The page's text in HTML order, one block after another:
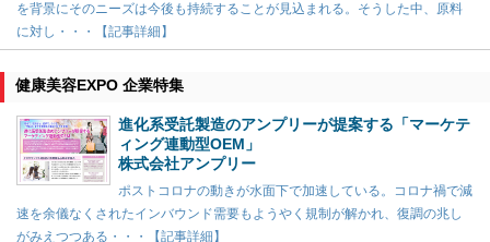
を背景にそのニーズは今後も持続することが見込まれる。そうした中、原料
に対し・・・【記事詳細】
健康美容EXPO 企業特集
進化系受託製造のアンプリーが提案する「マーケテ
ィング連動型OEM」
株式会社アンプリー
ポストコロナの動きが水面下で加速している。コロナ禍で減
速を余儀なくされたインバウンド需要もようやく規制が解かれ、復調の兆し
がみえつつある・・・【記事詳細】